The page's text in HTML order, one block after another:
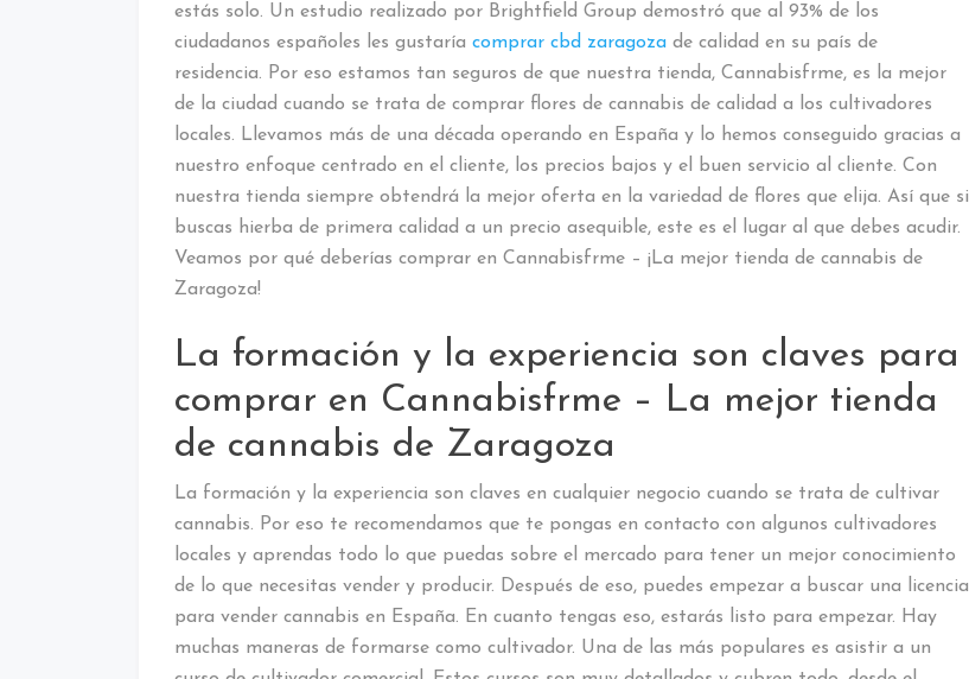
estás solo. Un estudio realizado por Brightfield Group demostró que al 93% de los
ciudadanos españoles les gustaría comprar cbd zaragoza de calidad en su país de
residencia. Por eso estamos tan seguros de que nuestra tienda, Cannabisfrme, es la mejor
de la ciudad cuando se trata de comprar flores de cannabis de calidad a los cultivadores
locales. Llevamos más de una década operando en España y lo hemos conseguido gracias a
nuestro enfoque centrado en el cliente, los precios bajos y el buen servicio al cliente. Con
nuestra tienda siempre obtendrá la mejor oferta en la variedad de flores que elija. Así que si
buscas hierba de primera calidad a un precio asequible, este es el lugar al que debes acudir.
Veamos por qué deberías comprar en Cannabisfrme – ¡La mejor tienda de cannabis de
Zaragoza!
La formación y la experiencia son claves para
comprar en Cannabisfrme – La mejor tienda
de cannabis de Zaragoza
La formación y la experiencia son claves en cualquier negocio cuando se trata de cultivar
cannabis. Por eso te recomendamos que te pongas en contacto con algunos cultivadores
locales y aprendas todo lo que puedas sobre el mercado para tener un mejor conocimiento
de lo que necesitas vender y producir. Después de eso, puedes empezar a buscar una licencia
para vender cannabis en España. En cuanto tengas eso, estarás listo para empezar. Hay
muchas maneras de formarse como cultivador. Una de las más populares es asistir a un